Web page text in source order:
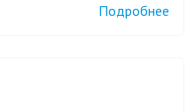
Подробнее